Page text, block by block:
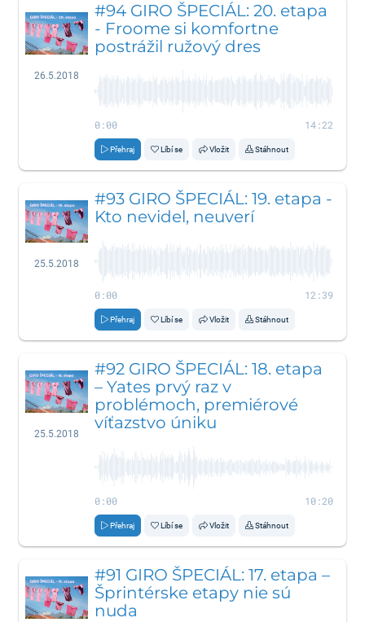
26.5.2018
#94 GIRO ŠPECIÁL: 20. etapa
- Froome si komfortne
postrážil ružový dres
0:00 14:22
Přehraj Líbí se Vložit Stáhnout
25.5.2018
#93 GIRO ŠPECIÁL: 19. etapa -
Kto nevidel, neuverí
0:00 12:39
Přehraj Líbí se Vložit Stáhnout
25.5.2018
#92 GIRO ŠPECIÁL: 18. etapa
– Yates prvý raz v
problémoch, premiérové
víťazstvo úniku
0:00 10:20
Přehraj Líbí se Vložit Stáhnout
#91 GIRO ŠPECIÁL: 17. etapa –
Šprintérske etapy nie sú
nuda